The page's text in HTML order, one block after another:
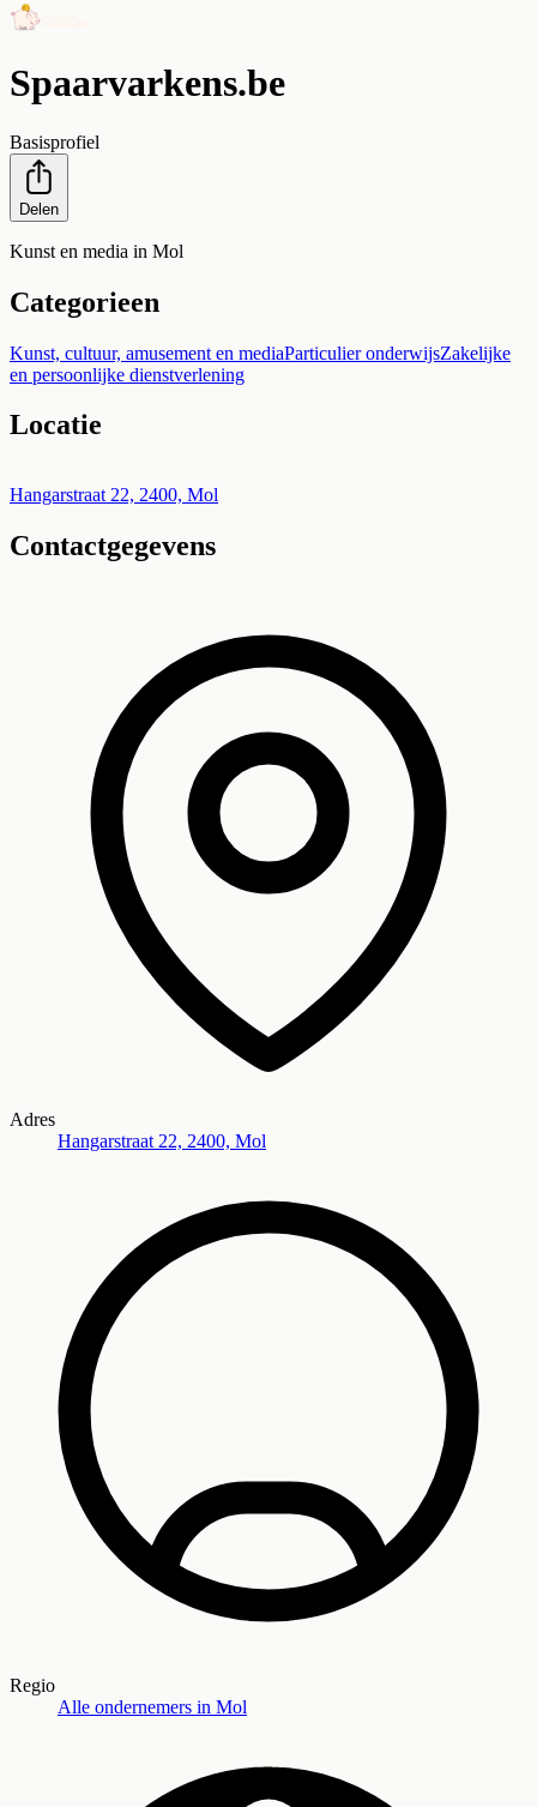
Spaarvarkens.be
Basisprofiel
Delen
Kunst en media in Mol
Categorieen
Kunst, cultuur, amusement en mediaParticulier onderwijsZakelijke
en persoonlijke dienstverlening
Locatie
+
−
Hangarstraat 22, 2400, Mol
Contactgegevens
Adres
Hangarstraat 22, 2400, Mol
Regio
Alle ondernemers in Mol